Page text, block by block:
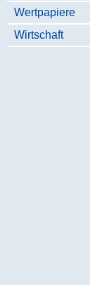
Wertpapiere
Wirtschaft